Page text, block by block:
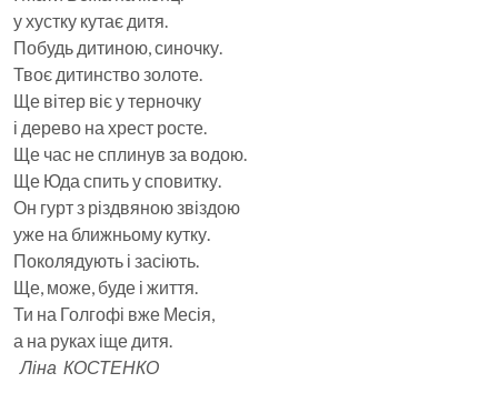
у хустку кутає дитя.
Побудь дитиною, синочку.
Твоє дитинство золоте.
Ще вітер віє у терночку
і дерево на хрест росте.
Ще час не сплинув за водою.
Ще Юда спить у сповитку.
Он гурт з різдвяною звіздою
уже на ближньому кутку.
Поколядують і засіють.
Ще, може, буде і життя.
Ти на Голгофі вже Месія,
а на руках іще дитя.
Ліна КОСТЕНКО